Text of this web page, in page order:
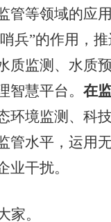
管等领域的应
兵”的作用，
质监测、水质
智慧平台。 在
环境监测、科
管水平，运用
干扰。
家。